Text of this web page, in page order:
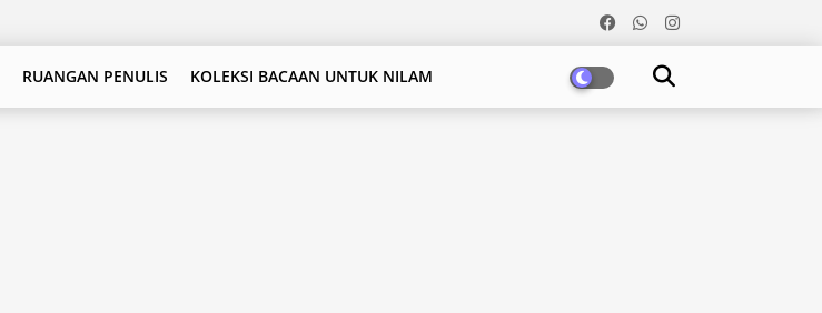
RUANGAN PENULIS KOLEKSI BACAAN UNTUK NILAM